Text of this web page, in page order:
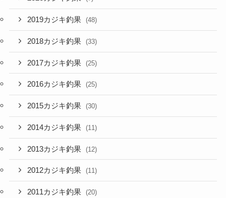
2019カジキ釣果 (48)
2018カジキ釣果 (33)
2017カジキ釣果 (25)
2016カジキ釣果 (25)
2015カジキ釣果 (30)
2014カジキ釣果 (11)
2013カジキ釣果 (12)
2012カジキ釣果 (11)
2011カジキ釣果 (20)